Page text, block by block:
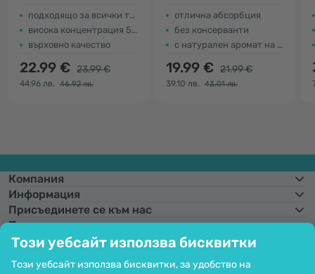
Този уебсайт използва бисквитки
Този уебсайт използва бисквитки, за удобство на
подходящо за всички типове кожа
висока концентрация 50 ppm
върховно качество
22.99 € 23.99 €
44.96 лв. 46.92 лв.
отлична абсорбция
без консерванти
с натурален аромат на мента
19.99 € 21.99 €
39.10 лв. 43.01 лв.
Компания
Информация
Присъединете се към нас
Помощ и поръчки